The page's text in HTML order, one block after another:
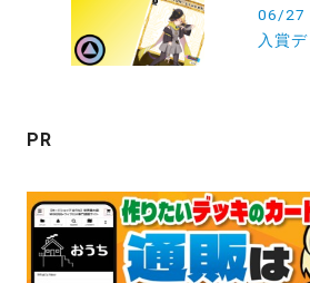
シ
ョ
ン
06/27
入賞
PR